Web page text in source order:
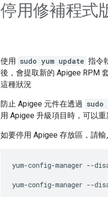
停用修補程式
使用 sudo yum update 指令
後，會提取新的 Apigee RPM
這種狀況
防止 Apigee 元件在透過 sudo
用 Apigee 升級項目時，可以重
如要停用 Apigee 存放區，請輸
yum-config-manager --
yum-config-manager --